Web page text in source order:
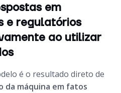
em
e regulatórios
ao utilizar
é o resultado direto de
da máquina em fatos